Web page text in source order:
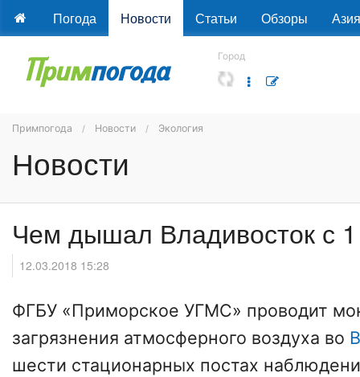
Погода Новости Статьи Обзоры Азия
Город
Примпогода Новости Экология
Новости
Чем дышал Владивосток с
12.03.2018 15:28
ФГБУ «Приморское УГМС» проводит
загрязнения атмосферного воздуха во
шести стационарных постах